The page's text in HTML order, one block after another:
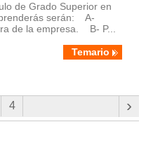
de Grado Superior en
serán: A-
de la empresa. B- P...
Temario
4 ›